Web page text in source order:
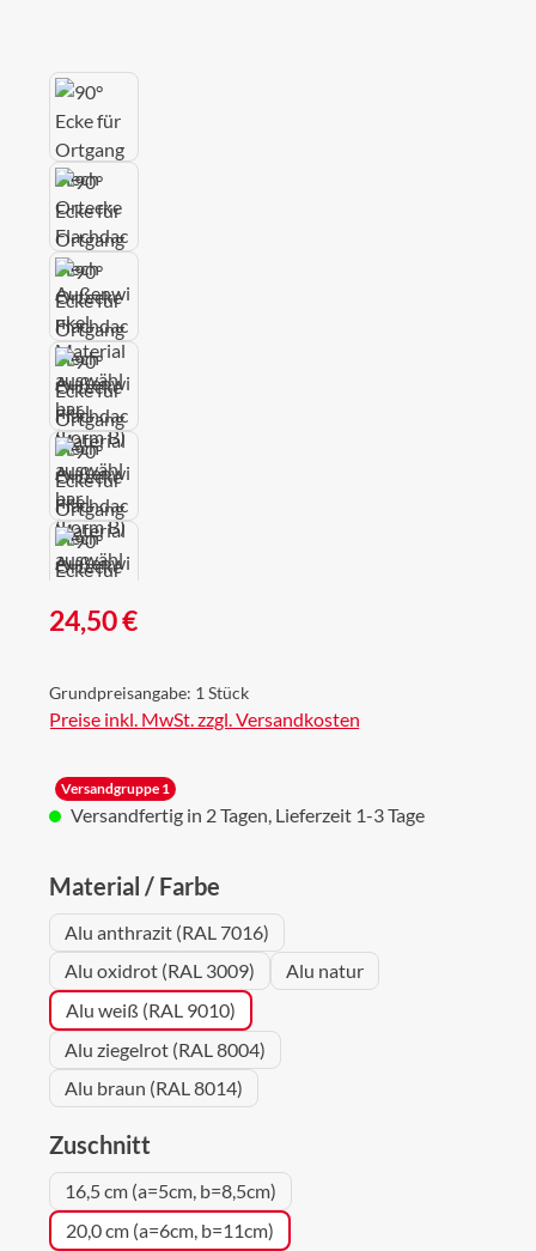
Regulärer Preis:
24,50 €
Grundpreisangabe: 1 Stück
Preise inkl. MwSt. zzgl. Versandkosten
Versandgruppe 1
Versandfertig in 2 Tagen, Lieferzeit 1-3 Tage
Material / Farbe
Alu anthrazit (RAL 7016)
Alu oxidrot (RAL 3009)
Alu natur
Alu weiß (RAL 9010)
Alu ziegelrot (RAL 8004)
Alu braun (RAL 8014)
Zuschnitt
16,5 cm (a=5cm, b=8,5cm)
20,0 cm (a=6cm, b=11cm)